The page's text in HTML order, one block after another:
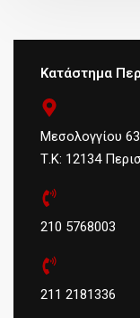
Κατάστημα
Μεσολογγίου 63
Τ.Κ: 12134
210 5768003
211 2181336